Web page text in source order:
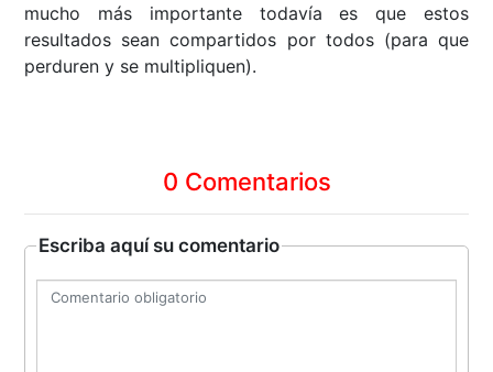
mucho más importante todavía es que estos
resultados sean compartidos por todos (para que
perduren y se multipliquen).
0 Comentarios
Escriba aquí su comentario